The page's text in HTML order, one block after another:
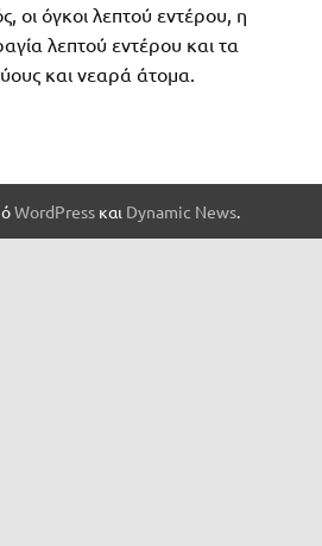
οι όγκοι λεπτού εντέρου, η
λεπτού εντέρου και τα
και νεαρά άτομα.
WordPressκαι Dynamic News.